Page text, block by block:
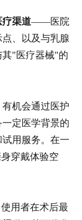
疗渠道——医院
、以及与乳腺
其"医疗器械"的
机会通过医护
定医学背景的
用服务。在一
穿戴体验空
用者在术后最